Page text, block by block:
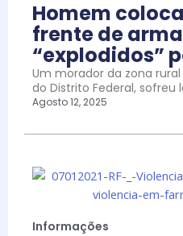
Homem
frente de
“explodidos”
Um morador da zona
do Distrito Federal, sofreu
Agosto 12, 2025
Informações